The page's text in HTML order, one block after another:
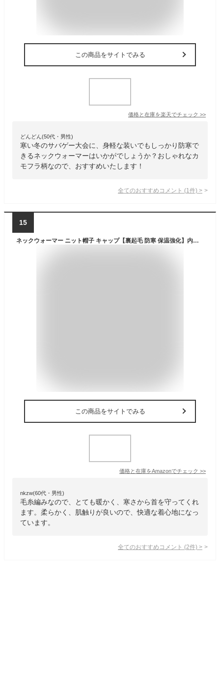
この商品をサイトでみる
価格と在庫を楽天でチェック >>
どんどん(50代・男性)
寒い冬のサバゲー大会に、身軽な装いでもしっかり防寒で
きるネックウォーマーはいかがでしょうか？おしゃれなカ
モフラ柄なので、おすすめいたします！
全てのおすすめコメント (1 件) >
15
ネックウォーマー ニット帽子 キャップ【裏起毛 防寒 保温強化】内側に暖かい綿毛 柔らかい 伸縮素材 防寒具 スキー 自転車 通勤 通学 スポーツ アウトドア 秋冬 男女兼用 (#01.ブラック)
この商品をサイトでみる
価格と在庫をAmazonでチェック >>
nkzw(60代・男性)
毛糸編みなので、とても暖かく、寒さから首を守ってくれ
ます。柔らかく、肌触りが良いので、快適な着心地になっ
ています。
全てのおすすめコメント (2件) >